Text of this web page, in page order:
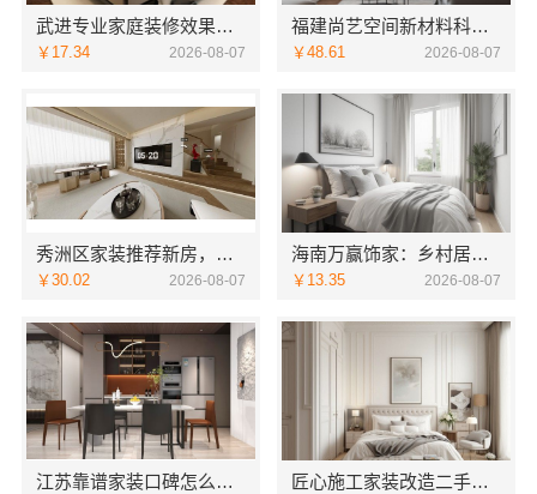
武进专业家庭装修效果图 常州宜居佳装饰精呈
￥17.34 2026-08-07
福建尚艺空间新材料科技有限公司新房家庭装修硬装施工服务
￥48.61 2026-08-07
秀洲区家装推荐新房，嘉兴锦居装饰材料有限公司
￥30.02 2026-08-07
海南万赢饰家：乡村居室水电规整标准化施工
￥13.35 2026-08-07
江苏靠谱家装口碑怎么样？常州宜居佳装饰多年积累信赖之选 匠心施工家装改造二手房改造 宁波雅美和居建材科技有限公司